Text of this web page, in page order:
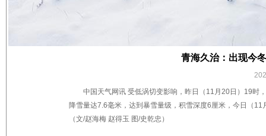
青海久治：出现今
中国天气网讯 受低涡切变影响，昨日（11月20日）19时
降雪量达7.6毫米，达到暴雪量级，积雪深度6厘米，今日（
（文/赵海梅 赵得玉 图/史乾忠）